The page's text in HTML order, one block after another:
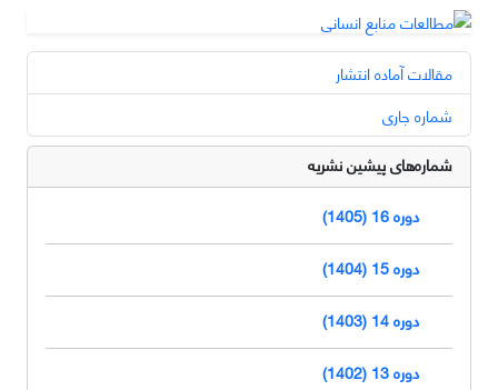
مقالات آماده انتشار
شماره جاری
شماره‌های پیشین نشریه
دوره 16 (1405)
دوره 15 (1404)
دوره 14 (1403)
دوره 13 (1402)